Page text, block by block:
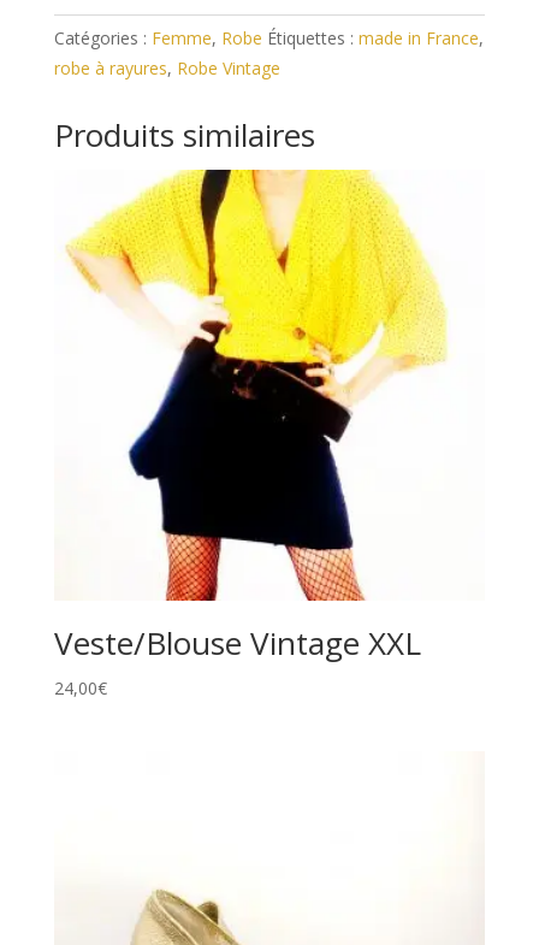
Vintage
à
Rayures
e
r
n
i
e
Catégories : Femme, Robe Étiquettes : made in France,
robe à rayures, Robe Vintage
Produits similaires
Veste/Blouse Vintage XXL
24,00€